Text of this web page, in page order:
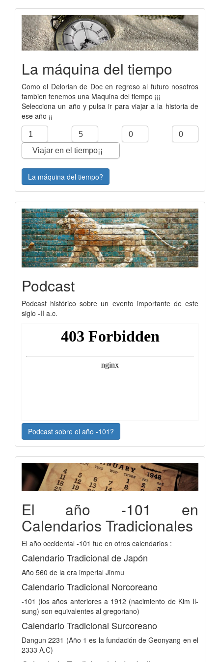
La máquina del tiempo
Como el Delorian de Doc en regreso al futuro nosotros
tambien tenemos una Maquina del tiempo ¡¡¡
Selecciona un año y pulsa ir para viajar a la historia de
ese año ¡¡
La máquina del tiempo?
Podcast
Podcast histórico sobre un evento importante de este
siglo -II a.c.
Podcast sobre el año -101?
El año -101 en
Calendarios Tradicionales
El año occidental -101 fue en otros calendarios :
Calendario Tradicional de Japón
Año 560 de la era imperial Jinmu
Calendario Tradicional Norcoreano
-101 (los años anteriores a 1912 (nacimiento de Kim Il-
sung) son equivalentes al gregoriano)
Calendario Tradicional Surcoreano
Dangun 2231 (Año 1 es la fundación de Geonyang en el
2333 A.C)